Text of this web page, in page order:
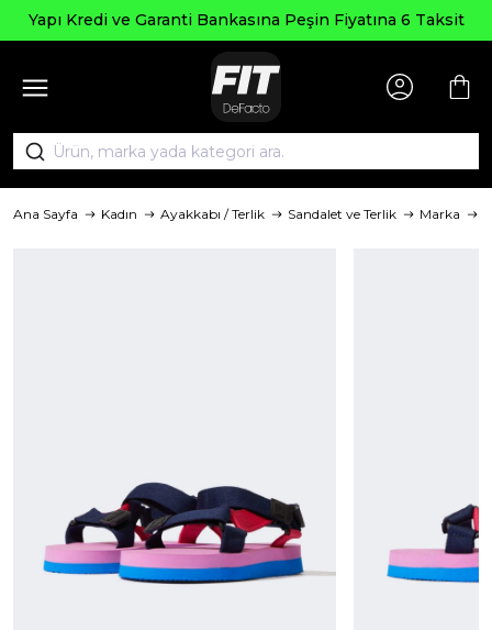
Yapı Kredi ve Garanti Bankasına Peşin Fiyatına 6 Taksit
Ana Sayfa Kadın Ayakkabı / Terlik Sandalet ve Terlik Marka